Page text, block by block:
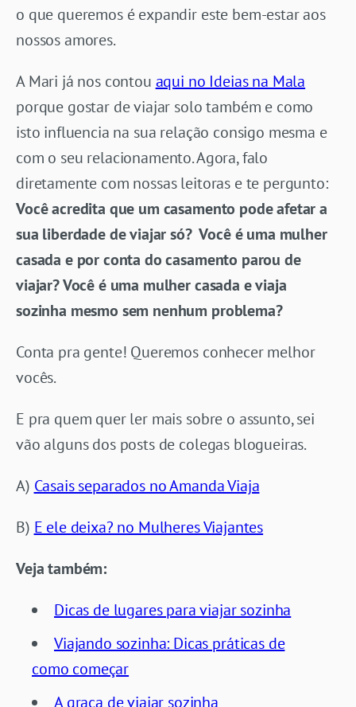
o que queremos é expandir este bem-estar aos
nossos amores.
A Mari já nos contou aqui no Ideias na Mala
porque gostar de viajar solo também e como
isto influencia na sua relação consigo mesma e
com o seu relacionamento. Agora, falo
diretamente com nossas leitoras e te pergunto:
Você acredita que um casamento pode afetar a
sua liberdade de viajar só? Você é uma mulher
casada e por conta do casamento parou de
viajar? Você é uma mulher casada e viaja
sozinha mesmo sem nenhum problema?
Conta pra gente! Queremos conhecer melhor
vocês.
E pra quem quer ler mais sobre o assunto, sei
vão alguns dos posts de colegas blogueiras.
A) Casais separados no Amanda Viaja
B) E ele deixa? no Mulheres Viajantes
Veja também:
Dicas de lugares para viajar sozinha
Viajando sozinha: Dicas práticas de
como começar
A graça de viajar sozinha